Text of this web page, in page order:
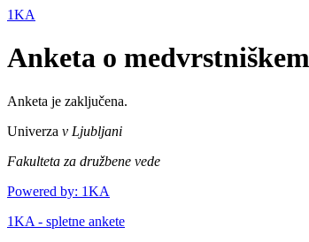
1KA
Anketa o
Anketa je zaključena.
Univerza v Ljubljani
Fakulteta za družbene vede
Powered by: 1KA
1KA - spletne ankete